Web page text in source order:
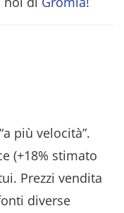
più velocità”.
(+18% stimato
Prezzi vendita
diverse